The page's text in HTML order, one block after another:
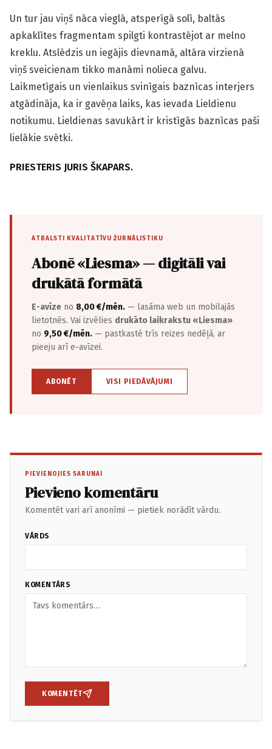
Un tur jau viņš nāca vieglā, atsperīgā solī, baltās
apkaklītes fragmentam spilgti kontrastējot ar melno
kreklu. Atslēdzis un iegājis dievnamā, altāra virzienā
viņš sveicienam tikko manāmi nolieca galvu.
Laikmetīgais un vienlaikus svinīgais baznīcas interjers
atgādināja, ka ir gavēņa laiks, kas ievada Lieldienu
notikumu. Lieldienas savukārt ir kristīgās baznīcas paši
lielākie svētki.
PRIESTERIS JURIS ŠKAPARS.
ATBALSTI KVALITATĪVU ŽURNĀLISTIKU
Abonē «Liesma» — digitāli vai
drukātā formātā
E-avīze no 8,00 €/mēn. — lasāma web un mobilajās
lietotnēs. Vai izvēlies drukāto laikrakstu «Liesma»
no 9,50 €/mēn. — pastkastē trīs reizes nedēļā, ar
pieeju arī e-avīzei.
ABONĒT VISI PIEDĀVĀJUMI
PIEVIENOJIES SARUNAI
Pievieno komentāru
Komentēt vari arī anonīmi — pietiek norādīt vārdu.
VĀRDS
KOMENTĀRS
KOMENTĒT